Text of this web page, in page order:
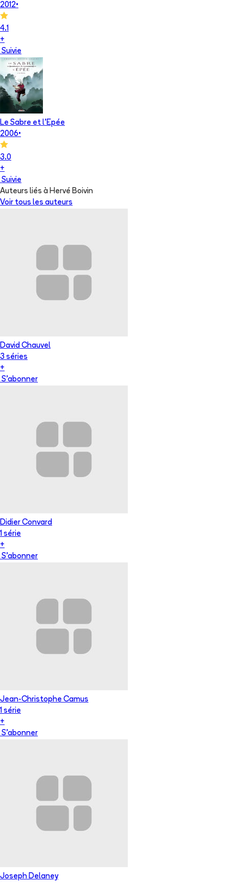
2012•
4.1
+
Suivie
Le Sabre et l'Epée
2006•
3.0
+
Suivie
Auteurs liés à Hervé Boivin
Voir tous les auteurs
David Chauvel
3 séries
+
S'abonner
Didier Convard
1 série
+
S'abonner
Jean-Christophe Camus
1 série
+
S'abonner
Joseph Delaney